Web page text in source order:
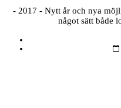
- 2017 - Nytt år och nya
något sätt både